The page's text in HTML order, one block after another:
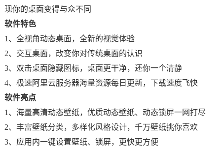
现你的桌面变得与众不同
软件特色
1、全视角动态桌面，全新的视觉体验
2、交互桌面，改变你对传统桌面的认识
3、双击桌面隐藏图标，桌面更干净，还你一个清静
4、极速阿里云服务器海量资源每日更新，下载速度飞快
软件亮点
1、海量高清动态壁纸，优质动态壁纸、动态锁屏一网打尽
2、丰富壁纸分类，多样化风格设计，千万壁纸挑你喜欢
3、应用内一键设置壁纸、锁屏，更快更方便